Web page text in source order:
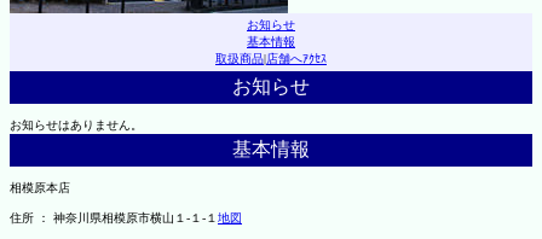
お知らせ
基本情報
取扱商品|店舗へｱｸｾｽ
お知らせ
お知らせはありません。
基本情報
相模原本店
住所 ： 神奈川県相模原市横山１-１-１ 地図